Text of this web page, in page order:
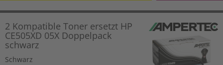
2 Kompatible Toner ersetzt HP
CE505XD 05X Doppelpack
schwarz
Schwarz